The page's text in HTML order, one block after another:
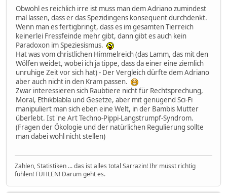
Obwohl es reichlich irre ist muss man dem Adriano zumindest
mal lassen, dass er das Spezidingens konsequent durchdenkt.
Wenn man es fertigbringt, dass es im gesamten Tierreich
keinerlei Fressfeinde mehr gibt, dann gibt es auch kein
Paradoxon im Speziesismus.
Hat was vom christlichen Himmelreich (das Lamm, das mit den
Wölfen weidet, wobei ich ja tippe, dass da einer eine ziemlich
unruhige Zeit vor sich hat) - Der Vergleich dürfte dem Adriano
aber auch nicht in den Kram passen.
Zwar interessieren sich Raubtiere nicht für Rechtsprechung,
Moral, Ethikblabla und Gesetze, aber mit genügend Sci-Fi
manipuliert man sich eben eine Welt, in der Bambis Mutter
überlebt. Ist 'ne Art Techno-Pippi-Langstrumpf-Syndrom.
(Fragen der Ökologie und der natürlichen Regulierung sollte
man dabei wohl nicht stellen)
Zahlen, Statistiken ... das ist alles total Sarrazin! Ihr müsst richtig
fühlen! FÜHLEN! Darum geht es.